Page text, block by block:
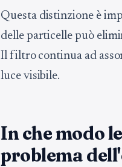
Questa distinzione è
delle particelle può
Il filtro continua ad
luce visibile.
In che modo
problema